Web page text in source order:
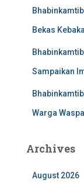
Bekas
Sampaikan
Warga
Archives
August 2026